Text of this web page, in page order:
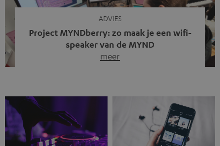
mensen weer oordopjes met een kabel. De angst voor
kabels is niet verdwenen. Maar wat op het eerste […]
ADVIES
Project MYNDberry: zo maak je een wifi-
speaker van de MYND
meer
verder ontwikkelt. In vele uren na werktijd heeft het
team samen gewerkt om de MYND uit te breiden met de
mogelijkheid om via wifi te streamen. […]